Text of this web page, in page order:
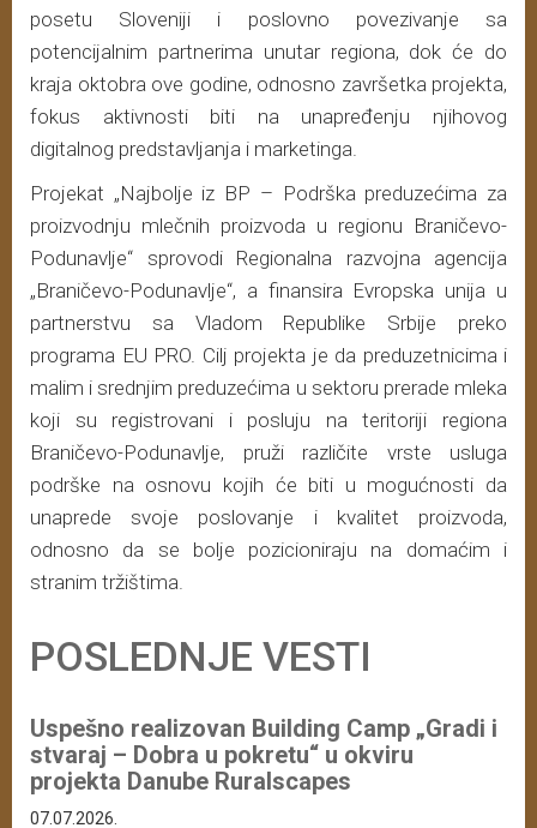
posetu Sloveniji i poslovno povezivanje sa
potencijalnim partnerima unutar regiona, dok će do
kraja oktobra ove godine, odnosno završetka projekta,
fokus aktivnosti biti na unapređenju njihovog
digitalnog predstavljanja i marketinga.
Projekat „Najbolje iz BP – Podrška preduzećima za
proizvodnju mlečnih proizvoda u regionu Braničevo-
Podunavlje“ sprovodi Regionalna razvojna agencija
„Braničevo-Podunavlje“, a finansira Evropska unija u
partnerstvu sa Vladom Republike Srbije preko
programa EU PRO. Cilj projekta je da preduzetnicima i
malim i srednjim preduzećima u sektoru prerade mleka
koji su registrovani i posluju na teritoriji regiona
Braničevo-Podunavlje, pruži različite vrste usluga
podrške na osnovu kojih će biti u mogućnosti da
unaprede svoje poslovanje i kvalitet proizvoda,
odnosno da se bolje pozicioniraju na domaćim i
stranim tržištima.
POSLEDNJE VESTI
Uspešno realizovan Building Camp „Gradi i
stvaraj – Dobra u pokretu“ u okviru
projekta Danube Ruralscapes
07.07.2026.